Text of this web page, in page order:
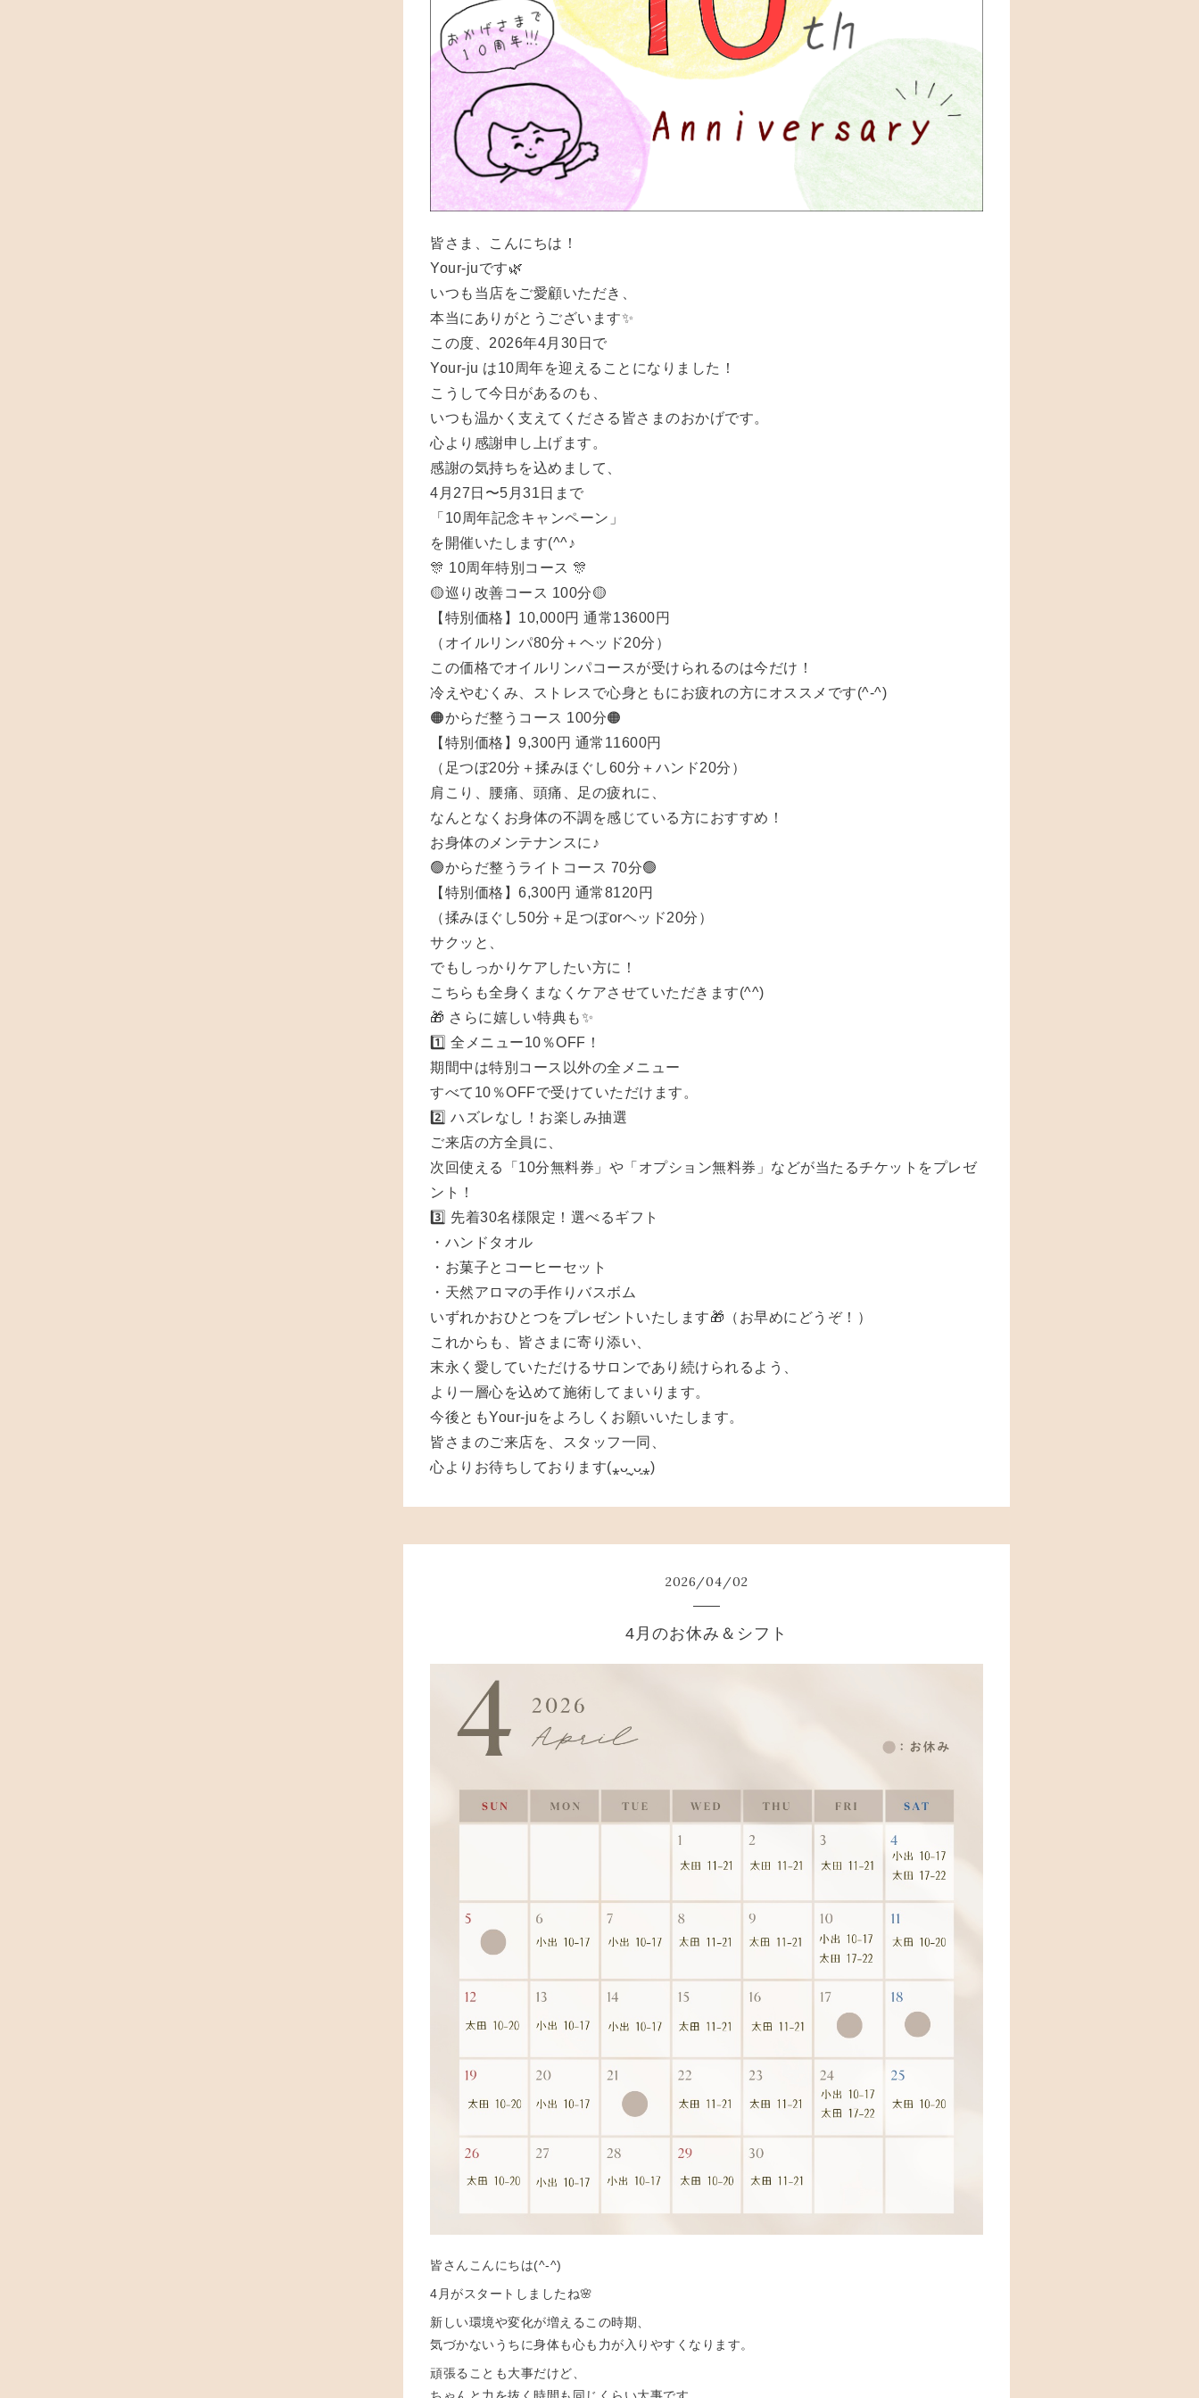
皆さま、こんにちは！
Your-juです🌿
いつも当店をご愛顧いただき、
本当にありがとうございます✨
この度、2026年4月30日で
Your-ju は10周年を迎えることになりました！
こうして今日があるのも、
いつも温かく支えてくださる皆さまのおかげです。
心より感謝申し上げます。
感謝の気持ちを込めまして、
4月27日〜5月31日まで
「10周年記念キャンペーン」
を開催いたします(^^♪
🎊 10周年特別コース 🎊
🟡巡り改善コース 100分🟡
【特別価格】10,000円 通常13600円
（オイルリンパ80分＋ヘッド20分）
この価格でオイルリンパコースが受けられるのは今だけ！
冷えやむくみ、ストレスで心身ともにお疲れの方にオススメです(^-^)
🟠からだ整うコース 100分🟠
【特別価格】9,300円 通常11600円
（足つぼ20分＋揉みほぐし60分＋ハンド20分）
肩こり、腰痛、頭痛、足の疲れに、
なんとなくお身体の不調を感じている方におすすめ！
お身体のメンテナンスに♪
🟢からだ整うライトコース 70分🟢
【特別価格】6,300円 通常8120円
（揉みほぐし50分＋足つぼorヘッド20分）
サクッと、
でもしっかりケアしたい方に！
こちらも全身くまなくケアさせていただきます(^^)
🎁 さらに嬉しい特典も✨
1️⃣ 全メニュー10％OFF！
期間中は特別コース以外の全メニュー
すべて10％OFFで受けていただけます。
2️⃣ ハズレなし！お楽しみ抽選
ご来店の方全員に、
次回使える「10分無料券」や「オプション無料券」などが当たるチケットをプレゼ
ント！
3️⃣ 先着30名様限定！選べるギフト
・ハンドタオル
・お菓子とコーヒーセット
・天然アロマの手作りバスボム
いずれかおひとつをプレゼントいたします🎁（お早めにどうぞ！）
これからも、皆さまに寄り添い、
末永く愛していただけるサロンであり続けられるよう、
より一層心を込めて施術してまいります。
今後ともYour-juをよろしくお願いいたします。
皆さまのご来店を、スタッフ一同、
心よりお待ちしております(⁎ᴗ͈ˬᴗ͈⁎)
2026/04/02
4月のお休み＆シフト
皆さんこんにちは(^-^)
4月がスタートしましたね🌸
新しい環境や変化が増えるこの時期、
気づかないうちに身体も心も力が入りやすくなります。
頑張ることも大事だけど、
ちゃんと力を抜く時間も同じくらい大事です。